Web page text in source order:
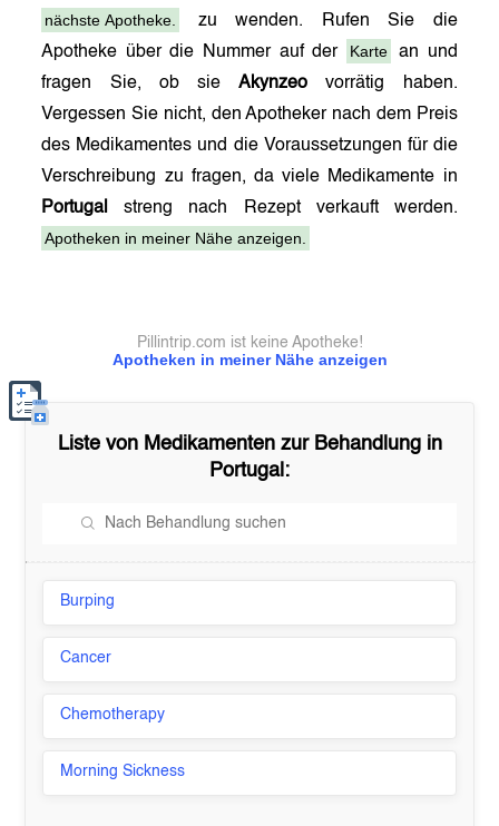
nächste Apotheke.
zu wenden. Rufen Sie die
Apotheke über die Nummer auf der
Karte
an und
fragen Sie, ob sieAkynzeo vorrätig haben.
Vergessen Sie nicht, den Apotheker nach dem Preis
des Medikamentes und die Voraussetzungen für die
Verschreibung zu fragen, da viele Medikamente in
Portugal
streng nach Rezept verkauft werden.
Apotheken in meiner Nähe anzeigen.
Apotheken in meiner Nähe anzeigen
Pillintrip.com ist keine Apotheke!
Liste von Medikamenten zur Behandlung in
Portugal :
Burping
Cancer
Chemotherapy
Morning Sickness